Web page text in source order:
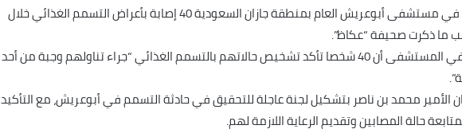
سجلت الأقسام الطبية في مستشفى أبوعريش العام بمنطقة جازان السعودية 40 إصابة بأعراض التسمم الغذائي خلال
ما ذكرت صحيفة “عكاظ”.
بالتسمم الغذائي “جراء تناولهم وجبة من أحد
الأمير ‫محمد بن ناصر‬⁩ بتشكيل لجنة عاجلة للتحقيق في حادثة التسمم في أبوعريش، مع التأكيد
حالة المصابين وتقديم الرعاية اللازمة لهم.